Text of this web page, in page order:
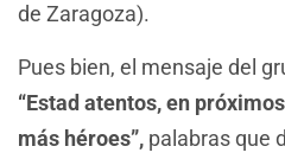
de Zaragoza).
Pues bien, el mensaje del
“Estad atentos, en
más héroes”, palabras que